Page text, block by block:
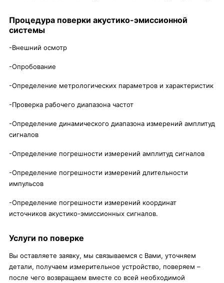
Процедура поверки акустико-эмиссионной
системы
-Внешний осмотр
-Опробование
-Определение метрологических параметров и характеристик
-Проверка рабочего диапазона частот
-Определение динамического диапазона измерений амплитуд
сигналов
-Определение погрешности измерений амплитуд сигналов
-Определение погрешности измерений длительности
импульсов
-Определение погрешности измерений координат
источников акустико-эмиссионных сигналов.
Услуги по поверке
Вы оставляете заявку, мы связываемся с Вами, уточняем
детали, получаем измерительное устройство, поверяем –
после чего возвращаем вместе со всей необходимой